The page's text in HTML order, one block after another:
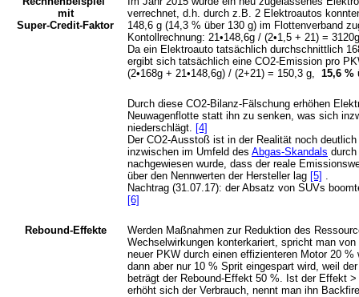
mit
Super-Credit-Faktor
verrechnet, d.h. durch z.B. 2 Elektroautos
148,6 g (14,3 % über 130 g) im Flottenverband
Kontollrechnung: 21•148,6g / (2•1,5 + 21) =
Da ein Elektroauto tatsächlich durchschnittlich
ergibt sich tatsächlich eine CO2-Emission pro
(2•168g + 21•148,6g) / (2+21) = 150,3 g, 15,6 %
Durch diese CO2-Bilanz-Fälschung erhöhen
Neuwagenflotte statt ihn zu senken, was sich
niederschlägt. [4]
Der CO2-Ausstoß ist in der Realität noch
inzwischen im Umfeld des Abgas-Skandals
nachgewiesen wurde, dass der reale
über den Nennwerten der Hersteller lag [5] .
Nachtrag (31.07.17): der Absatz von SUVs
[6]
Rebound-Effekte
Werden Maßnahmen zur Reduktion des
Wechselwirkungen konterkariert, spricht man von
neuer PKW durch einen effizienteren Motor 20
dann aber nur 10 % Sprit eingespart wird, weil
beträgt der Rebound-Effekt 50 %. Ist der Effekt
erhöht sich der Verbrauch, nennt man ihn